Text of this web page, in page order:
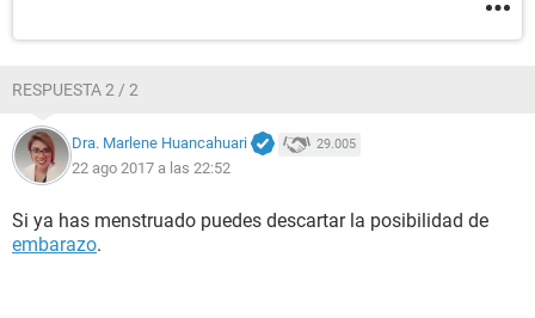
RESPUESTA 2 / 2
Dra. Marlene Huancahuari 29.005
22 ago 2017 a las 22:52
Si ya has menstruado puedes descartar la posibilidad de
embarazo.